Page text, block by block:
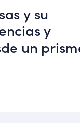
y su
y
un